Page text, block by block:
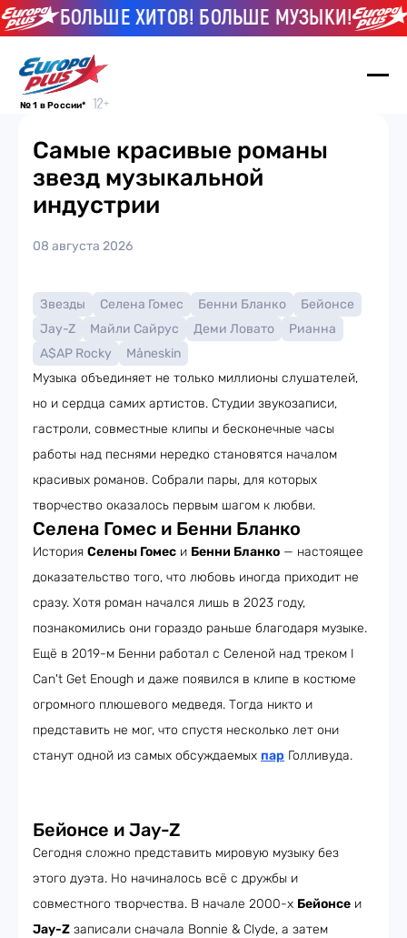
БОЛЬШЕ ХИТОВ! БОЛЬШЕ МУЗЫКИ!
№ 1 в России*
Самые красивые романы
звезд музыкальной
индустрии
08 августа 2026
Звезды Селена Гомес Бенни Бланко
Бейонсе
Jay-Z
Майли Сайрус Деми Ловато
Рианна
A$AP Rocky
Måneskin
Музыка объединяет не только миллионы слушателей,
но и сердца самих артистов. Студии звукозаписи,
гастроли, совместные клипы и бесконечные часы
работы над песнями нередко становятся началом
красивых романов. Собрали пары, для которых
творчество оказалось первым шагом к любви.
Селена Гомес и Бенни Бланко
История Селены Гомес и Бенни Бланко — настоящее
доказательство того, что любовь иногда приходит не
сразу. Хотя роман начался лишь в 2023 году,
познакомились они гораздо раньше благодаря музыке.
Ещё в 2019-м Бенни работал с Селеной над треком I
Can't Get Enough и даже появился в клипе в костюме
огромного плюшевого медведя. Тогда никто и
представить не мог, что спустя несколько лет они
станут одной из самых обсуждаемых пар Голливуда.
Бейонсе и Jay-Z
Сегодня сложно представить мировую музыку без
этого дуэта. Но начиналось всё с дружбы и
совместного творчества. В начале 2000-х Бейонсе и
Jay-Z записали сначала Bonnie & Clyde, а затем